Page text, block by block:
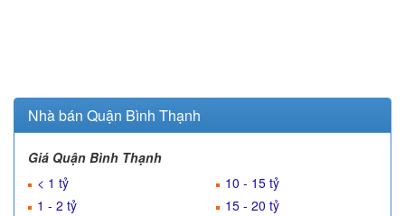
Nhà bán Quận Bình Thạnh
Giá Quận Bình Thạnh
< 1 tỷ
1 - 2 tỷ
10 - 15 tỷ
15 - 20 tỷ